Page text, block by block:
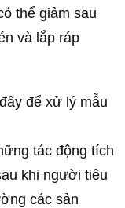
thể giảm sau
và lắp ráp
để xử lý mẫu
tác động tích
khi người tiêu
các sản